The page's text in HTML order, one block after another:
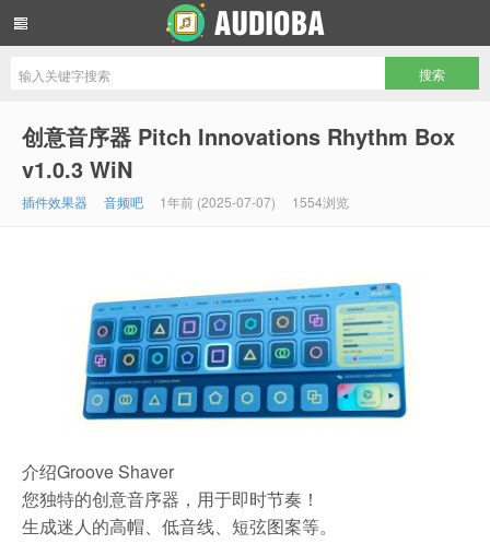
创意音序器 Pitch Innovations Rhythm Box
v1.0.3 WiN
插件效果器 音频吧 1年前 (2025-07-07) 1554浏览
介绍Groove Shaver
您独特的创意音序器，用于即时节奏！
生成迷人的高帽、低音线、短弦图案等。